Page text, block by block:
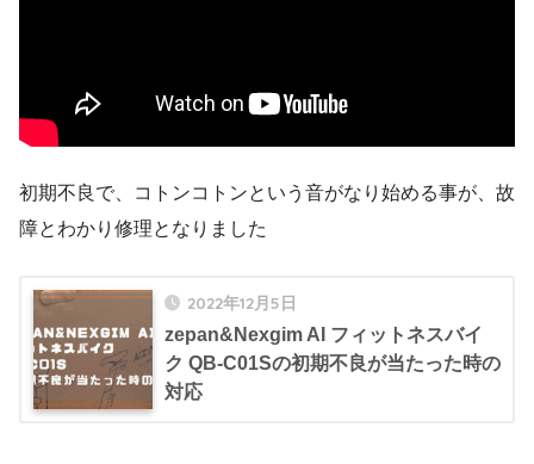
初期不良で、コトンコトンという音がなり始める事が、故
障とわかり修理となりました
2022年12月5日
zepan&Nexgim AI フィットネスバイ
ク QB-C01Sの初期不良が当たった時の
対応